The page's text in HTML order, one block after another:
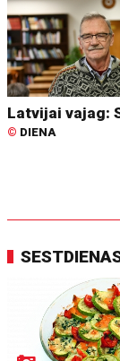
Latvijai vajag:
© DIENA